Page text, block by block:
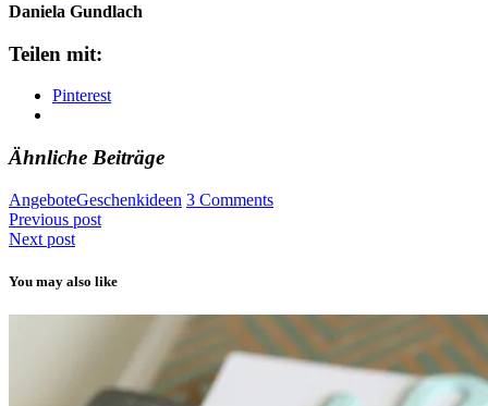
Daniela Gundlach
Teilen mit:
Pinterest
Ähnliche Beiträge
AngeboteGeschenkideen 3 Comments
Previous post
Next post
You may also like